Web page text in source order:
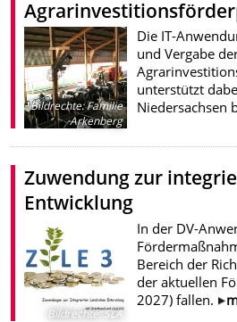
Bildrechte:Familie
Arkenberg
Die IT-
und Vergabe
unterstützt
Niedersachsen
Zuwendung zur
Entwicklung
Bildrechte:SLA
In der DV-
Bereich der
der aktuellen
2027) fallen.